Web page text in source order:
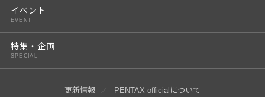
2027/01
2027/03
イベント
EVENT
特集・企画
SPECIAL
更新情報 PENTAX officialについて